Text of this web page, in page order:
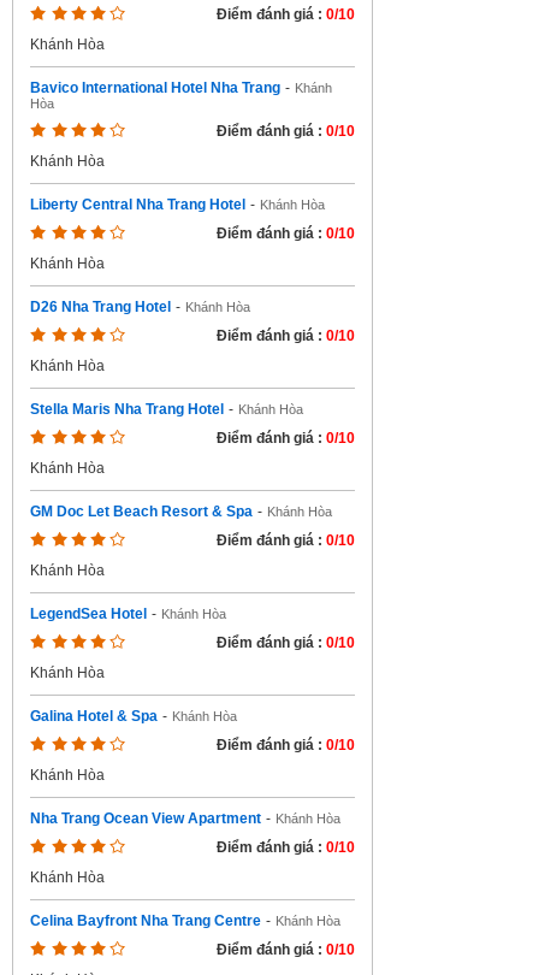
Điểm đánh giá : 0/10
Khánh Hòa
Bavico International Hotel Nha Trang - Khánh
Hòa
Điểm đánh giá : 0/10
Khánh Hòa
Liberty Central Nha Trang Hotel - Khánh Hòa
Điểm đánh giá : 0/10
Khánh Hòa
D26 Nha Trang Hotel - Khánh Hòa
Điểm đánh giá : 0/10
Khánh Hòa
Stella Maris Nha Trang Hotel - Khánh Hòa
Điểm đánh giá : 0/10
Khánh Hòa
GM Doc Let Beach Resort & Spa - Khánh Hòa
Điểm đánh giá : 0/10
Khánh Hòa
LegendSea Hotel - Khánh Hòa
Điểm đánh giá : 0/10
Khánh Hòa
Galina Hotel & Spa - Khánh Hòa
Điểm đánh giá : 0/10
Khánh Hòa
Nha Trang Ocean View Apartment - Khánh Hòa
Điểm đánh giá : 0/10
Khánh Hòa
Celina Bayfront Nha Trang Centre - Khánh Hòa
Điểm đánh giá : 0/10